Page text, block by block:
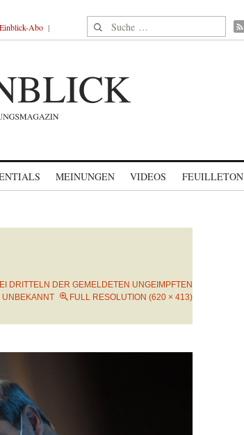
Einblick-Abo Suche nach:
MEINUNGEN VIDEOS FEUILLETON
DRITTELN DER GEMELDETEN UNGEIMPFTEN
UNBEKANNT
FULL RESOLUTION (620 × 413)